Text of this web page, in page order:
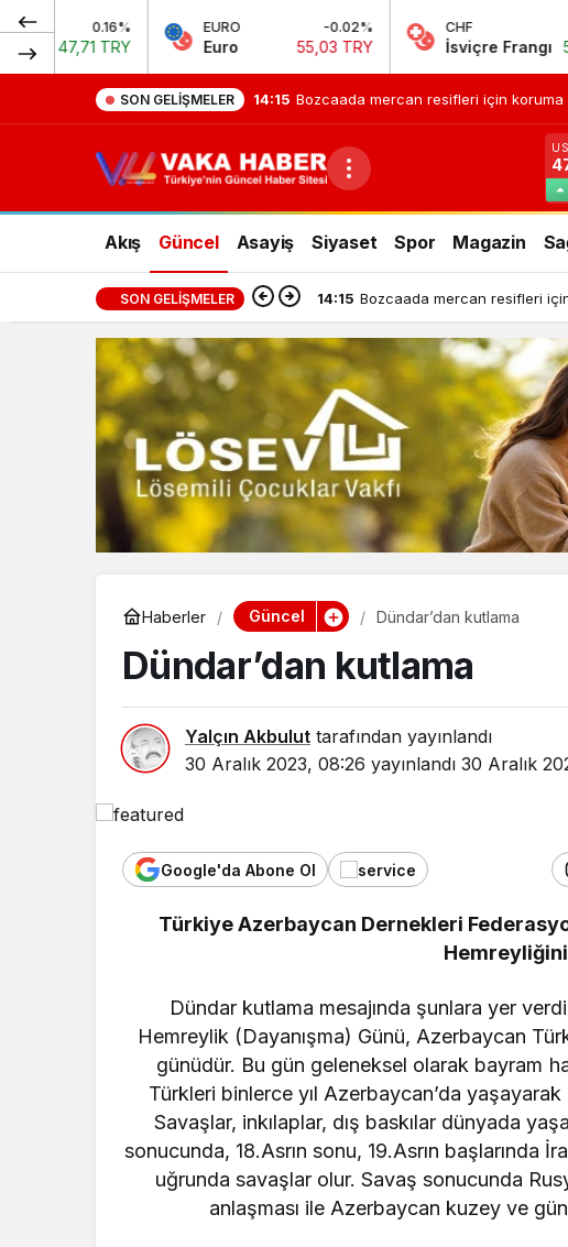
EURO -0.02%
Euro 55,03 TRY
0.2%
İsviçre Frangı 58,72 TRY
SON GELIŞMELER 14:15 Bozcaada mercan resifleri için koruma
Akış Güncel Asayiş Siyaset Spor Magazin
SON GELIŞMELER 14:15 Bozcaada mercan resifleri
Haberler Güncel Dündar’dan kutlama
Dündar’dan kutlama
Yalçın Akbulut tarafından yayınlandı
30 Aralık 2023, 08:26 yayınlandı 30 Aralık
Google'da Abone Ol
Türkiye Azerbaycan Dernekleri
Dündar kutlama mesajında şunlara yer
Hemreylik (Dayanışma) Günü, Azerbaycan
günüdür. Bu gün geleneksel olarak bayram
Türkleri binlerce yıl Azerbaycan’da
Savaşlar, inkılaplar, dış baskılar dünyada
sonucunda, 18.Asrın sonu, 19.Asrın başlarında
uğrunda savaşlar olur. Savaş sonucunda
anlaşması ile Azerbaycan kuzey ve
Yaşam
Bozcaada mercan
seferberliği